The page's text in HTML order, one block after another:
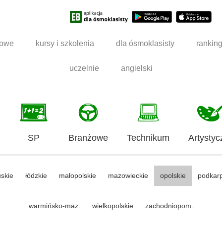
kursy i szkolenia dla ósmoklasisty
uczelnie angielski
SP Branżowe Technikum
łódzkie małopolskie mazowieckie opolskie
warmińsko-maz. wielkopolskie zachodniopom.